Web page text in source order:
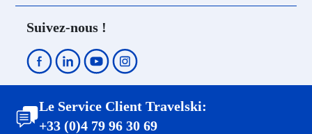
Suivez-nous !
Le Service Client Travelski:
+33 (0)4 79 96 30 69